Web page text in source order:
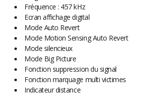
Fréquence : 457 kHz
Ecran affichage digital
Mode Auto Revert
Mode Motion Sensing Auto Revert
Mode silencieux
Mode Big Picture
Fonction suppression du signal
Fonction marquage multi victimes
Indicateur distance